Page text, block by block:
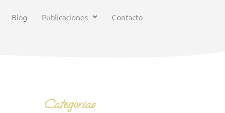
Blog Publicaciones Contacto
Categorías